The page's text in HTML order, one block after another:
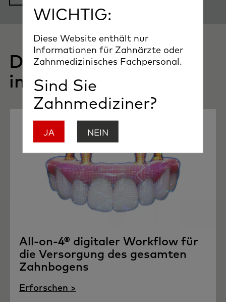
Das könnte Sie auch
interessieren
All-on-4® digitaler Workflow für
die Versorgung des gesamten
Zahnbogens
Erforschen >
WICHTIG:
Diese Website enthält nur
Informationen für Zahnärzte oder
Zahnmedizinisches Fachpersonal.
Sind Sie
Zahnmediziner?
JA NEIN